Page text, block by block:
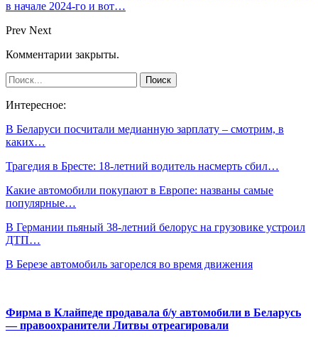
в начале 2024-го и вот…
Prev Next
Комментарии закрыты.
Интересное:
В Беларуси посчитали медианную зарплату – смотрим, в
каких…
Трагедия в Бресте: 18-летний водитель насмерть сбил…
Какие автомобили покупают в Европе: названы самые
популярные…
В Германии пьяный 38-летний белорус на грузовике устроил
ДТП…
В Березе автомобиль загорелся во время движения
Фирма в Клайпеде продавала б/у автомобили в Беларусь
— правоохранители Литвы отреагировали